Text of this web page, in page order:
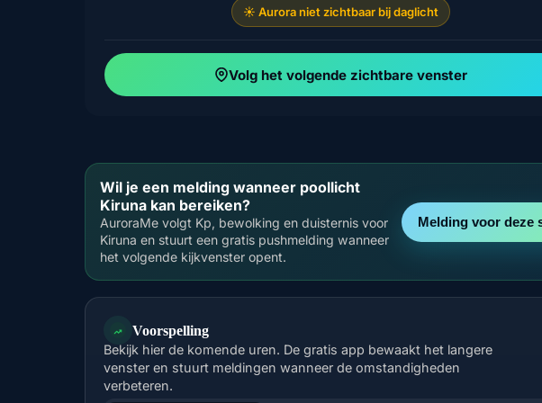
☀️ Aurora niet zichtbaar bij daglicht
Volg het volgende zichtbare venster
Wil je een melding wanneer poollicht
Kiruna kan bereiken?
AuroraMe volgt Kp, bewolking en duisternis voor
Kiruna en stuurt een gratis pushmelding wanneer
het volgende kijkvenster opent.
Melding voor deze
Voorspelling
Bekijk hier de komende uren. De gratis app bewaakt het langere
venster en stuurt meldingen wanneer de omstandigheden
verbeteren.